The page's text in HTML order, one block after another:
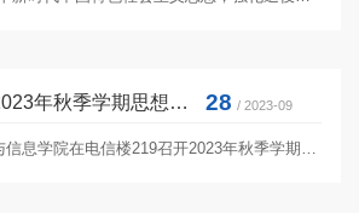
电气与信息学院2023年秋季学期思想政治工作会议暨本科生班主任工作会议 28 / 2023-09